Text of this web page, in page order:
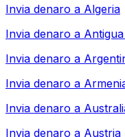
Invia denaro a Algeria
Invia denaro a
Invia denaro a
Invia denaro a
Invia denaro a
Invia denaro a Austria